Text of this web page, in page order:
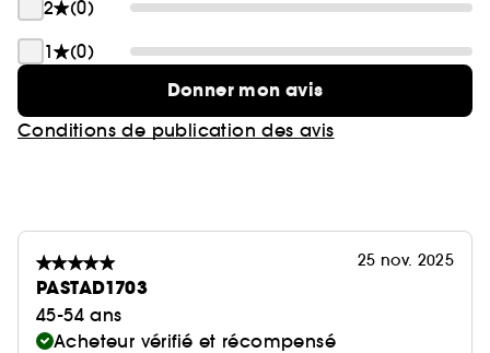
2
(0)
1
(0)
Donner mon avis
Conditions de publication des avis
25 nov. 2025
PASTAD1703
45-54 ans
Acheteur vérifié et récompensé